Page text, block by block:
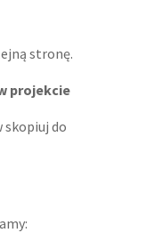
stronę.
projekcie
skopiuj do